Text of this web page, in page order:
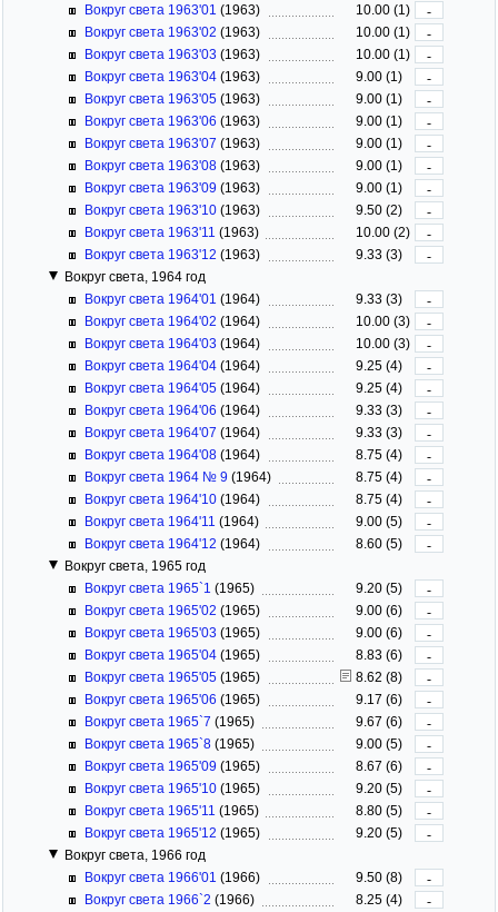
Вокруг света 1963'01 (1963) 10.00 (1)
-
Вокруг света 1963'02 (1963) 10.00 (1)
-
Вокруг света 1963'03 (1963) 10.00 (1)
-
Вокруг света 1963'04 (1963) 9.00 (1)
-
Вокруг света 1963'05 (1963) 9.00 (1)
-
Вокруг света 1963'06 (1963) 9.00 (1)
-
Вокруг света 1963'07 (1963) 9.00 (1)
-
Вокруг света 1963'08 (1963) 9.00 (1)
-
Вокруг света 1963'09 (1963) 9.00 (1)
-
Вокруг света 1963'10 (1963) 9.50 (2)
-
Вокруг света 1963'11 (1963) 10.00 (2)
-
Вокруг света 1963'12 (1963) 9.33 (3)
-
Вокруг света, 1964 год
Вокруг света 1964'01 (1964) 9.33 (3)
-
Вокруг света 1964'02 (1964) 10.00 (3)
-
Вокруг света 1964'03 (1964) 10.00 (3)
-
Вокруг света 1964'04 (1964) 9.25 (4)
-
Вокруг света 1964'05 (1964) 9.25 (4)
-
Вокруг света 1964'06 (1964) 9.33 (3)
-
Вокруг света 1964'07 (1964) 9.33 (3)
-
Вокруг света 1964'08 (1964) 8.75 (4)
-
Вокруг света 1964 № 9 (1964) 8.75 (4)
-
Вокруг света 1964'10 (1964) 8.75 (4)
-
Вокруг света 1964'11 (1964) 9.00 (5)
-
Вокруг света 1964'12 (1964) 8.60 (5)
-
Вокруг света, 1965 год
Вокруг света 1965`1 (1965) 9.20 (5)
-
Вокруг света 1965'02 (1965) 9.00 (6)
-
Вокруг света 1965'03 (1965) 9.00 (6)
-
Вокруг света 1965'04 (1965) 8.83 (6)
-
Вокруг света 1965'05 (1965) 8.62 (8)
-
Вокруг света 1965'06 (1965) 9.17 (6)
-
Вокруг света 1965`7 (1965) 9.67 (6)
-
Вокруг света 1965`8 (1965) 9.00 (5)
-
Вокруг света 1965'09 (1965) 8.67 (6)
-
Вокруг света 1965'10 (1965) 9.20 (5)
-
Вокруг света 1965'11 (1965) 8.80 (5)
-
Вокруг света 1965'12 (1965) 9.20 (5)
-
Вокруг света, 1966 год
Вокруг света 1966'01 (1966) 9.50 (8)
-
Вокруг света 1966`2 (1966) 8.25 (4)
-